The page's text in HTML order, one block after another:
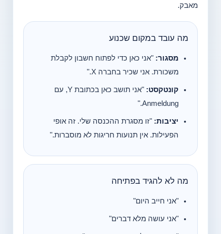
מאבק.
מה עובד במקום שכנוע
מסגור: "אני כאן כדי לפתוח חשבון לקבלת
משכורת. אני שכיר בחברה X."
קונטקסט:
"אני תושב כאן בכתובת Y, עם
Anmeldung."
יציבות: "זו מסגרת ההכנסה שלי. זה אופי
הפעילות. אין תנועות חריגות לא מוסברות."
מה לא להגיד בפתיחה
"אני חייב היום"
"אני עושה מלא דברים"